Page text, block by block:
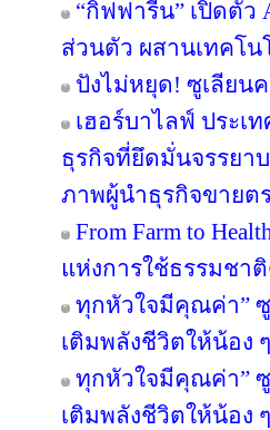
“กิฟฟารีน” เปิดตัว
ส่วนตัว ผสานเทคโ
ปังไม่หยุด! ซูเลียนค
เฮอร์บาไลฟ์ ประเ
ธุรกิจที่ยึดมั่นจรรยา
ภาพผู้นำธุรกิจขายต
From Farm to
แห่งการใช้ธรรมชา
ทุกหัวใจมีคุณค่า”
เติมพลังชีวิตให้น้อง
ทุกหัวใจมีคุณค่า”
เติมพลังชีวิตให้น้อง